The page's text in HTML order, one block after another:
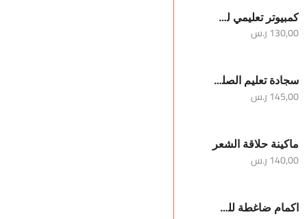
كمبيوتر تعليمي للأطفال
130,00ر.س
سجادة تعليم الصلوات الخمس والوضوء
145,00ر.س
ماكينة حلاقة الشعر
140,00ر.س
اكمام ضاغطة للساقين والركبة